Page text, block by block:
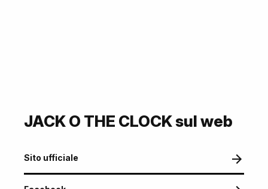
JACK O THE CLOCK sul web
Sito ufficiale